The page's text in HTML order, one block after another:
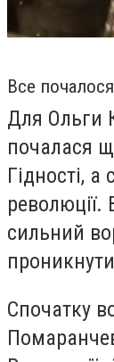
Все
Для Ольги
почалася
Гідності,
революції.
сильний
Спочатку